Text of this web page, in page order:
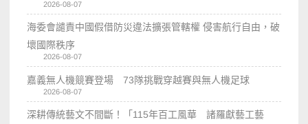
2026-08-07
海委會譴責中國假借防災違法擴張管轄權 侵害航行自由，破
壞國際秩序
2026-08-07
嘉義無人機競賽登場 73隊挑戰穿越賽與無人機足球
2026-08-07
深耕傳統藝文不間斷！「115年百工風華 諸羅獻藝工藝